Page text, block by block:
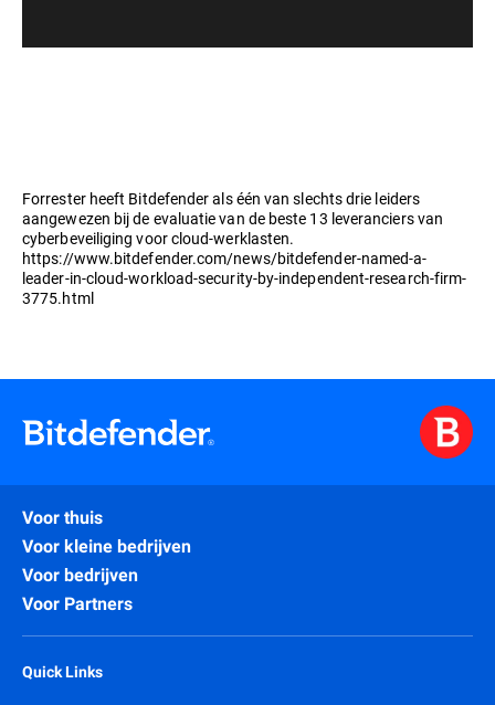
Forrester heeft Bitdefender als één van slechts drie leiders
aangewezen bij de evaluatie van de beste 13 leveranciers van
cyberbeveiliging voor cloud-werklasten.
https://www.bitdefender.com/news/bitdefender-named-a-
leader-in-cloud-workload-security-by-independent-research-firm-
3775.html
Voor thuis
Voor kleine bedrijven
Voor bedrijven
Voor Partners
Quick Links